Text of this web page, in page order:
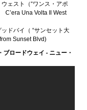
ェスト（“ワンス・アポ
C’era Una Volta Il West
ドバイ（ “サンセット大
Sunset Blvd)
ロードウェイ - ニュー・